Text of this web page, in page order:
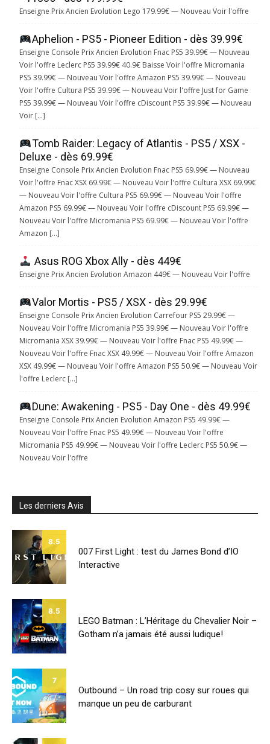
Enseigne Prix Ancien Evolution Lego 179.99€ — Nouveau Voir l'offre
Aphelion - PS5 - Pioneer Edition - dès 39.99€
Enseigne Console Prix Ancien Evolution Fnac PS5 39.99€ — Nouveau
Voir l'offre Leclerc PS5 39.99€ 40.9€ Baisse Voir l'offre Micromania
PS5 39.99€ — Nouveau Voir l'offre Amazon PS5 39.99€ — Nouveau
Voir l'offre Cultura PS5 39.99€ — Nouveau Voir l'offre Just for Game
PS5 39.99€ — Nouveau Voir l'offre cDiscount PS5 39.99€ — Nouveau
Voir […]
Tomb Raider: Legacy of Atlantis - PS5 / XSX -
Deluxe - dès 69.99€
Enseigne Console Prix Ancien Evolution Fnac PS5 69.99€ — Nouveau
Voir l'offre Fnac XSX 69.99€ — Nouveau Voir l'offre Cultura XSX 69.99€
— Nouveau Voir l'offre Cultura PS5 69.99€ — Nouveau Voir l'offre
Amazon PS5 69.99€ — Nouveau Voir l'offre cDiscount PS5 69.99€ —
Nouveau Voir l'offre Micromania PS5 69.99€ — Nouveau Voir l'offre
Amazon […]
Asus ROG Xbox Ally - dès 449€
Enseigne Prix Ancien Evolution Amazon 449€ — Nouveau Voir l'offre
Valor Mortis - PS5 / XSX - dès 29.99€
Enseigne Console Prix Ancien Evolution Carrefour PS5 29.99€ —
Nouveau Voir l'offre Micromania PS5 39.99€ — Nouveau Voir l'offre
Micromania XSX 39.99€ — Nouveau Voir l'offre Fnac PS5 49.99€ —
Nouveau Voir l'offre Fnac XSX 49.99€ — Nouveau Voir l'offre Amazon
XSX 49.99€ — Nouveau Voir l'offre Amazon PS5 50.9€ — Nouveau Voir
l'offre Leclerc […]
Dune: Awakening - PS5 - Day One - dès 49.99€
Enseigne Console Prix Ancien Evolution Amazon PS5 49.99€ —
Nouveau Voir l'offre Fnac PS5 49.99€ — Nouveau Voir l'offre
Micromania PS5 49.99€ — Nouveau Voir l'offre Leclerc PS5 50.9€ —
Nouveau Voir l'offre
Les derniers Avis
8.5
007 First Light : test du James Bond d’IO
Interactive
8.5
LEGO Batman : L’Héritage du Chevalier Noir –
Gotham n’a jamais été aussi ludique!
7
Outbound – Un road trip cosy sur roues qui
manque un peu de carburant